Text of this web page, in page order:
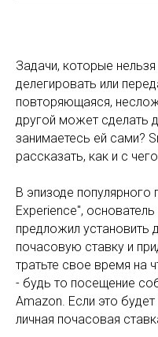
Задачи, которые
делегировать или
повторяющаяся,
другой может сделать
занимаетесь ей сами?
рассказать, как и с
В эпизоде популярного
Experience",
предложил установить
почасовую ставку и
тратьте свое время на
- будь то посещение
Amazon. Если это
личная почасовая